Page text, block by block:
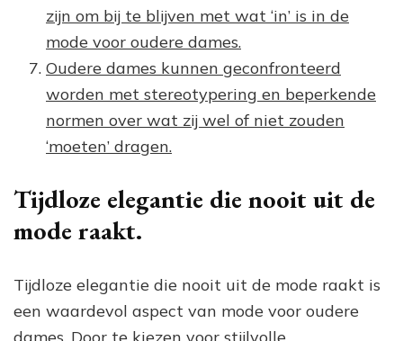
zijn om bij te blijven met wat ‘in’ is in de
mode voor oudere dames.
Oudere dames kunnen geconfronteerd
worden met stereotypering en beperkende
normen over wat zij wel of niet zouden
‘moeten’ dragen.
Tijdloze elegantie die nooit uit de
mode raakt.
Tijdloze elegantie die nooit uit de mode raakt is
een waardevol aspect van mode voor oudere